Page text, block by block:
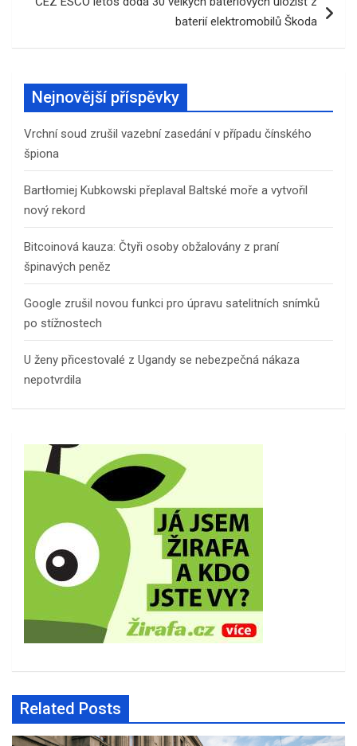
baterií elektromobilů Škoda
Nejnovější příspěvky
Vrchní soud zrušil vazební zasedání v případu čínského
špiona
Bartłomiej Kubkowski přeplaval Baltské moře a vytvořil
nový rekord
Bitcoinová kauza: Čtyři osoby obžalovány z praní
špinavých peněz
Google zrušil novou funkci pro úpravu satelitních snímků
po stížnostech
U ženy přicestovalé z Ugandy se nebezpečná nákaza
nepotvrdila
Related Posts